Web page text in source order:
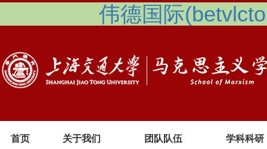
伟德国际
首页 关于我们 团队队伍 学科科研